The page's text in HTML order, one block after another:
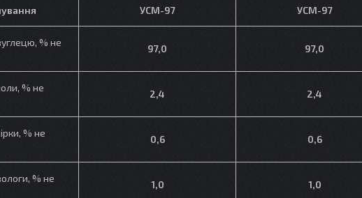
УСМ-97 УСМ-97
% не
97,0 97,0
% не
2,4 2,4
% не
0,6 0,6
% не
1,0 1,0